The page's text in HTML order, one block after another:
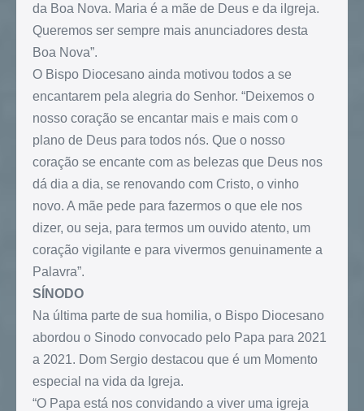
da Boa Nova. Maria é a mãe de Deus e da iIgreja.
Queremos ser sempre mais anunciadores desta
Boa Nova”.
O Bispo Diocesano ainda motivou todos a se
encantarem pela alegria do Senhor. “Deixemos o
nosso coração se encantar mais e mais com o
plano de Deus para todos nós. Que o nosso
coração se encante com as belezas que Deus nos
dá dia a dia, se renovando com Cristo, o vinho
novo. A mãe pede para fazermos o que ele nos
dizer, ou seja, para termos um ouvido atento, um
coração vigilante e para vivermos genuinamente a
Palavra”.
SÍNODO
Na última parte de sua homilia, o Bispo Diocesano
abordou o Sinodo convocado pelo Papa para 2021
a 2021. Dom Sergio destacou que é um Momento
especial na vida da Igreja.
“O Papa está nos convidando a viver uma igreja